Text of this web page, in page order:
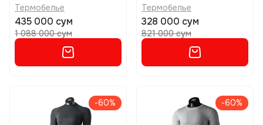
Термобелье
435 000 сум
1 088 000 сум
Термобелье
328 000 сум
821 000 сум
-60% -60%